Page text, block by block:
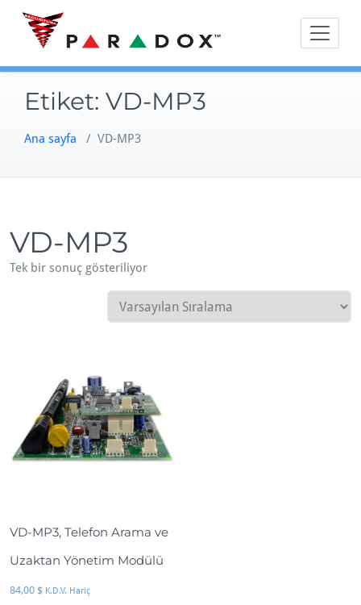
Skip
content
Etiket: VD-MP3
Ana sayfa / VD-MP3
VD-MP3
Tek bir sonuç gösteriliyor
VD-MP3, Telefon Arama ve
Uzaktan Yönetim Modülü
84,00 $ K.D.V. Hariç